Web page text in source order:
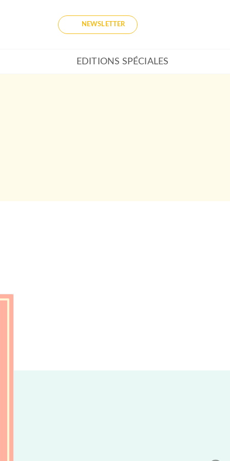
NEWSLETTER
EDITIONS SPÉCIALES